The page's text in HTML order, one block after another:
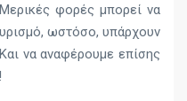
φορές μπορεί να
ωστόσο, υπάρχουν
να αναφέρουμε επίσης